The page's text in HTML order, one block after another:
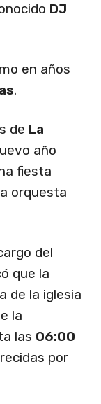
DJ
en años
.
de La
año
fiesta
orquesta
del
que la
de la iglesia
la
las 06:00
por